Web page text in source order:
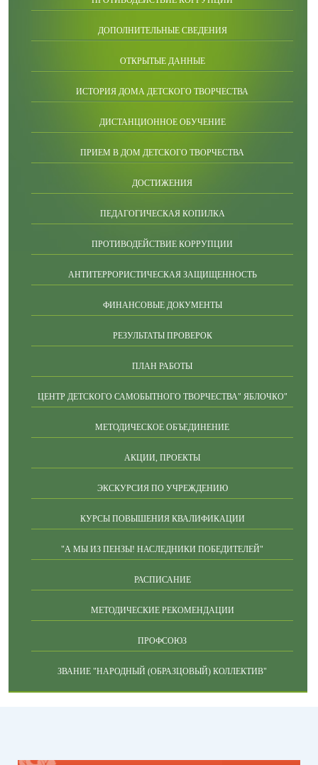
ДОПОЛНИТЕЛЬНЫЕ СВЕДЕНИЯ
ОТКРЫТЫЕ ДАННЫЕ
ИСТОРИЯ ДОМА ДЕТСКОГО ТВОРЧЕСТВА
ДИСТАНЦИОННОЕ ОБУЧЕНИЕ
ПРИЕМ В ДОМ ДЕТСКОГО ТВОРЧЕСТВА
ДОСТИЖЕНИЯ
ПЕДАГОГИЧЕСКАЯ КОПИЛКА
ПРОТИВОДЕЙСТВИЕ КОРРУПЦИИ
АНТИТЕРРОРИСТИЧЕСКАЯ ЗАЩИЩЕННОСТЬ
ФИНАНСОВЫЕ ДОКУМЕНТЫ
РЕЗУЛЬТАТЫ ПРОВЕРОК
ПЛАН РАБОТЫ
ЦЕНТР ДЕТСКОГО САМОБЫТНОГО ТВОРЧЕСТВА" ЯБЛОЧКО"
МЕТОДИЧЕСКОЕ ОБЪЕДИНЕНИЕ
АКЦИИ, ПРОЕКТЫ
ЭКСКУРСИЯ ПО УЧРЕЖДЕНИЮ
КУРСЫ ПОВЫШЕНИЯ КВАЛИФИКАЦИИ
"А МЫ ИЗ ПЕНЗЫ! НАСЛЕДНИКИ ПОБЕДИТЕЛЕЙ"
РАСПИСАНИЕ
МЕТОДИЧЕСКИЕ РЕКОМЕНДАЦИИ
ПРОФСОЮЗ
ЗВАНИЕ "НАРОДНЫЙ (ОБРАЗЦОВЫЙ) КОЛЛЕКТИВ"